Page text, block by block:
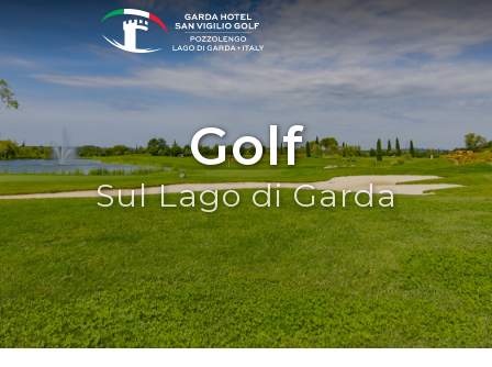
Golf
Sul Lago di Garda